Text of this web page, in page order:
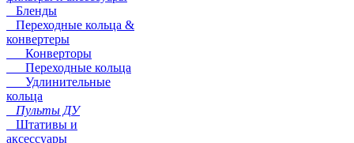
Бленды
Переходные кольца &
конвертеры
Конверторы
Переходные кольца
Удлинительные
кольца
Пульты ДУ
Штативы и
аксессуары